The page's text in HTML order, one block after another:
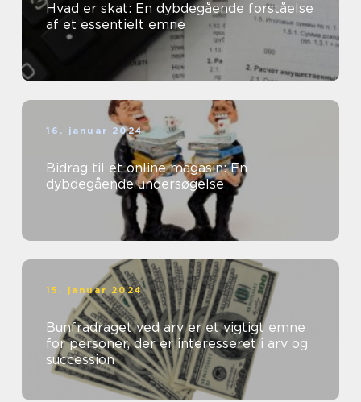
Hvad er skat: En dybdegående forståelse
af et essentielt emne
16. januar 2024
Bidrag til et online magasin: En
dybdegående undersøgelse
15. januar 2024
Bunfradraget ved arv er et vigtigt emne
for personer, der er interesseret i arv og
succession